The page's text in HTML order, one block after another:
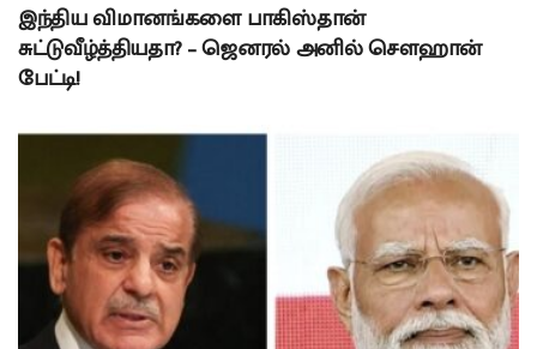
இந்திய விமானங்களை பாகிஸ்தான்
சுட்டுவீழ்த்தியதா? – ஜெனரல் அனில் சௌஹான்
பேட்டி!